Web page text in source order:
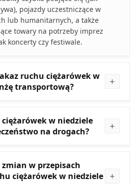
pojazdy uczestniczące w
lub humanitarnych, a także
towary na potrzeby imprez
koncerty czy festiwale.
ruchu ciężarówek w
transportową?
ciężarówek w niedziele
na drogach?
zmian w przepisach
ciężarówek w niedziele